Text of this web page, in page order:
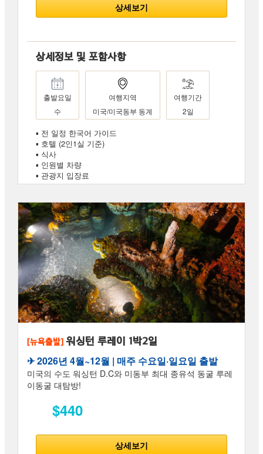
상세보기
상세정보 및 포함사항
출발요일
수
여행지역
미국/미국동부 동계
여행기간
2일
▪ 전 일정 한국어 가이드
▪ 호텔 (2인1실 기준)
▪ 식사
▪ 인원별 차량
▪ 관광지 입장료
[뉴욕출발] 워싱턴 루레이 1박2일
✈︎ 2026년 4월~12월 | 매주 수요일·일요일 출발
미국의 수도 워싱턴 D.C와 미동부 최대 종유석 동굴 루레
이동굴 대탐방!
$440
상세보기